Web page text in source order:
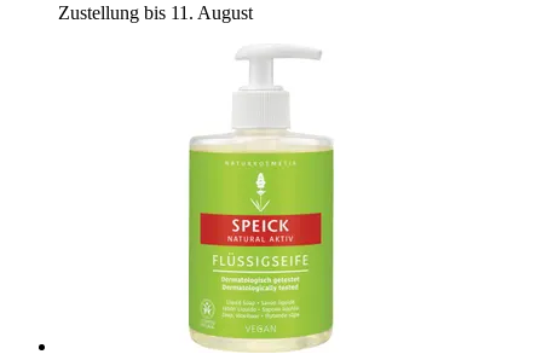
Zustellung bis 11. August